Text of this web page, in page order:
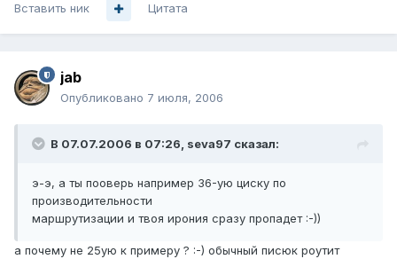
Вставить ник Цитата
jab
Опубликовано 7 июля, 2006
В 07.07.2006 в 07:26, seva97 сказал:
э-э, а ты пооверь например 36-ую циску по
производительности
маршрутизации и твоя ирония сразу пропадет :-))
а почему не 25ую к примеру ? :-) обычный писюк роутит